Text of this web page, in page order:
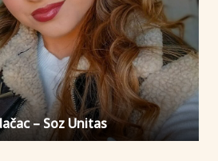
– Soz Unitas